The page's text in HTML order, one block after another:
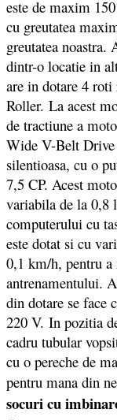
este de maxim
cu greutatea
greutatea noastra.
dintr-o locatie in
are in dotare 4 roti
Roller. La acest
de tractiune a
Wide V-Belt Drive
silentioasa, cu o
7,5 CP. Acest
variabila de la 0,8
computerului cu
este dotat si cu
0,1 km/h, pentru
antrenamentului.
din dotare se face
220 V. In pozitia
cadru tubular
cu o pereche de
pentru mana din
socuri cu